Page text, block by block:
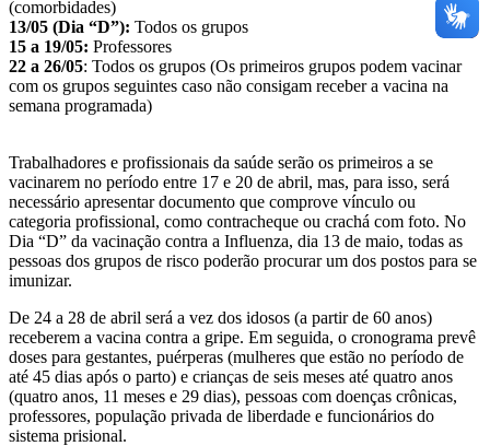
(comorbidades)
13/05 (Dia “D”): Todos os grupos
15 a 19/05: Professores
22 a 26/05: Todos os grupos (Os primeiros grupos podem vacinar
com os grupos seguintes caso não consigam receber a vacina na
semana programada)
Trabalhadores e profissionais da saúde serão os primeiros a se
vacinarem no período entre 17 e 20 de abril, mas, para isso, será
necessário apresentar documento que comprove vínculo ou
categoria profissional, como contracheque ou crachá com foto. No
Dia “D” da vacinação contra a Influenza, dia 13 de maio, todas as
pessoas dos grupos de risco poderão procurar um dos postos para se
imunizar.
De 24 a 28 de abril será a vez dos idosos (a partir de 60 anos)
receberem a vacina contra a gripe. Em seguida, o cronograma prevê
doses para gestantes, puérperas (mulheres que estão no período de
até 45 dias após o parto) e crianças de seis meses até quatro anos
(quatro anos, 11 meses e 29 dias), pessoas com doenças crônicas,
professores, população privada de liberdade e funcionários do
sistema prisional.